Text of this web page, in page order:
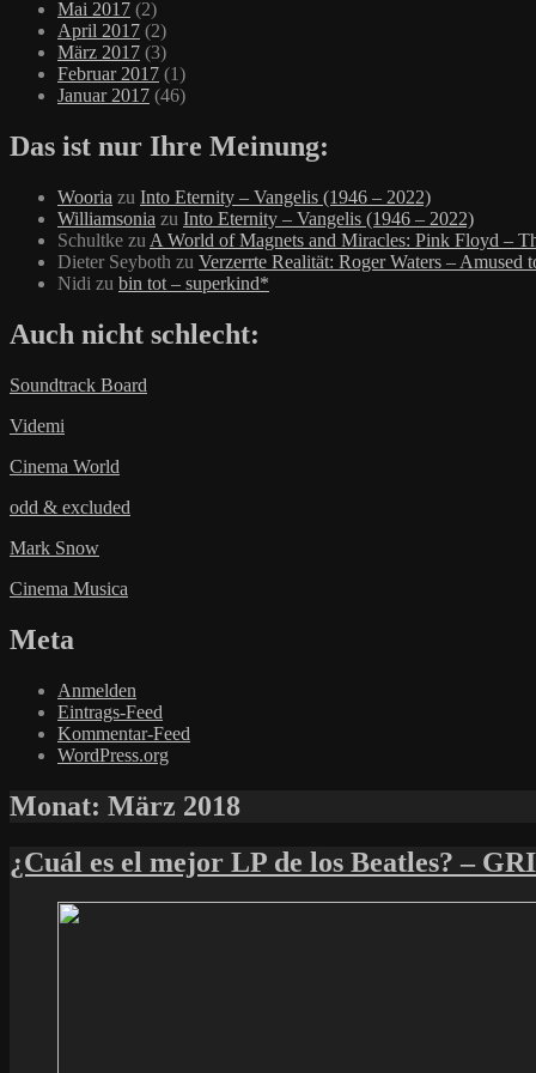
Mai 2017 (2)
April 2017 (2)
März 2017 (3)
Februar 2017 (1)
Januar 2017 (46)
Das ist nur Ihre Meinung:
Wooria zu Into Eternity – Vangelis (1946 – 2022)
Williamsonia zu Into Eternity – Vangelis (1946 – 2022)
Schultke zu A World of Magnets and Miracles: Pink Floyd –
Dieter Seyboth zu Verzerrte Realität: Roger Waters – Amused
Nidi zu bin tot – superkind*
Auch nicht schlecht:
Soundtrack Board
Videmi
Cinema World
odd & excluded
Mark Snow
Cinema Musica
Meta
Anmelden
Eintrags-Feed
Kommentar-Feed
WordPress.org
Monat: März 2018
¿Cuál es el mejor LP de los Beatles? –